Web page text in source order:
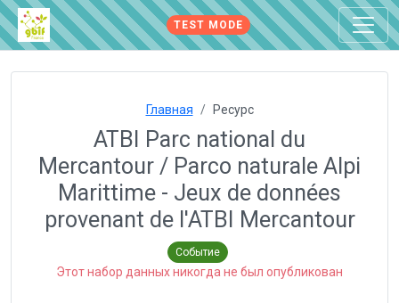
TEST MODE
Главная Ресурс
ATBI Parc national du
Mercantour / Parco naturale Alpi
Marittime - Jeux de données
provenant de l'ATBI Mercantour
Событие
Этот набор данных никогда не был опубликован